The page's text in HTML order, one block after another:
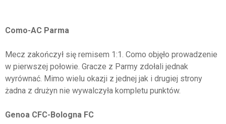
Como-AC Parma
Mecz zakończył się remisem 1:1. Como objęło prowadzenie
w pierwszej połowie. Gracze z Parmy zdołali jednak
wyrównać. Mimo wielu okazji z jednej jak i drugiej strony
żadna z drużyn nie wywalczyła kompletu punktów.
Genoa CFC-Bologna FC